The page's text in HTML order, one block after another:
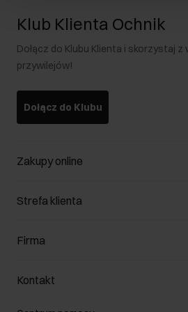
Klub Klienta Ochnik
Dołącz do Klubu Klienta i skorzystaj
przywilejów!
Dołącz do Klubu
Zakupy online
Zarządzaj cookies
Formy płatności
Jak dokonać zwrotu?
Strefa klienta
Klub Klienta
Zwróć produkty
Firma
O nas
Salony
Kontakt